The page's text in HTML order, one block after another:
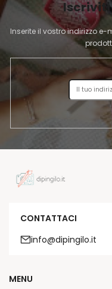
N
A
Iscriviti
Inserite il vostro indirizzo
CONTATTACI
info@dipingilo.it
MENU